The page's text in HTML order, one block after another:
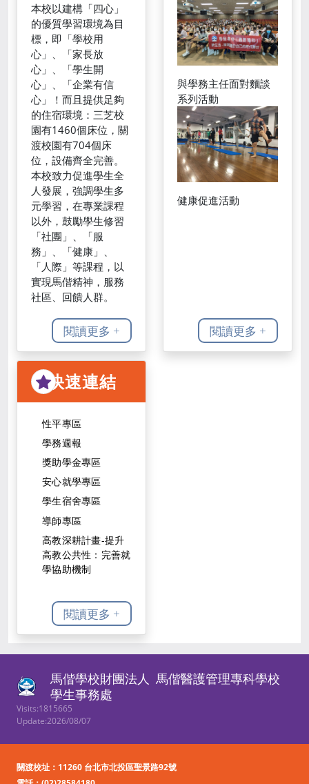
本校以建構「四心」
的優質學習環境為目
標，即「學校用
心」、「家長放
心」、「學生開
心」、「企業有信
心」！而且提供足夠
的住宿環境：三芝校
園有1460個床位，關
渡校園有704個床
位，設備齊全完善。
本校致力促進學生全
人發展，強調學生多
元學習，在專業課程
以外，鼓勵學生修習
「社團」、「服
務」、「健康」、
「人際」等課程，以
實現馬偕精神，服務
社區、回饋人群。
閱讀更多 +
與學務主任面對麵談
系列活動
健康促進活動
閱讀更多 +
快速連結
性平專區
學務週報
獎助學金專區
安心就學專區
學生宿舍專區
導師專區
高教深耕計畫-提升
高教公共性：完善就
學協助機制
閱讀更多 +
馬偕學校財團法人 馬偕醫護管理專科學校
學生事務處
Visits:1815665
Update:2026/08/07
關渡校址：11260 台北市北投區聖景路92號